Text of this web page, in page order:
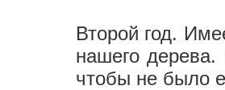
Второй год.
нашего
чтобы не было